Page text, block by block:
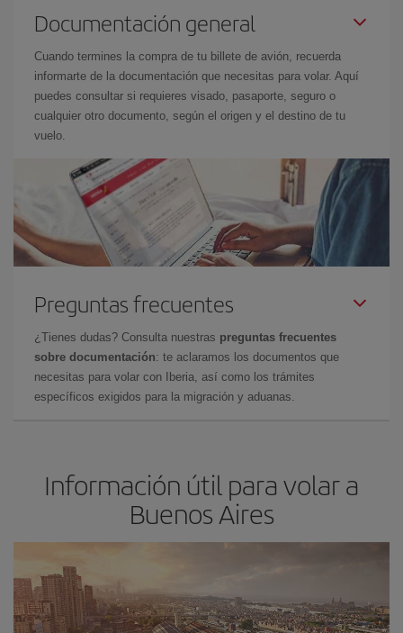
Documentación general
Cuando termines la compra de tu billete de avión, recuerda
informarte de la documentación que necesitas para volar. Aquí
puedes consultar si requieres visado, pasaporte, seguro o
cualquier otro documento, según el origen y el destino de tu
vuelo.
Preguntas frecuentes
¿Tienes dudas? Consulta nuestras preguntas frecuentes
sobre documentación: te aclaramos los documentos que
necesitas para volar con Iberia, así como los trámites
específicos exigidos para la migración y aduanas.
Información útil para volar a
Buenos Aires